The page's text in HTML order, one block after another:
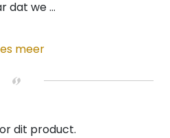
dat we ...
meer
dit product.